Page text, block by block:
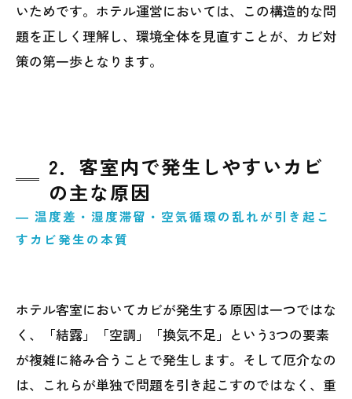
いためです。ホテル運営においては、この構造的な問
題を正しく理解し、環境全体を見直すことが、カビ対
策の第一歩となります。
2．客室内で発生しやすいカビ
の主な原因
― 温度差・湿度滞留・空気循環の乱れが引き起こ
すカビ発生の本質
ホテル客室においてカビが発生する原因は一つではな
く、「結露」「空調」「換気不足」という3つの要素
が複雑に絡み合うことで発生します。そして厄介なの
は、これらが単独で問題を引き起こすのではなく、重